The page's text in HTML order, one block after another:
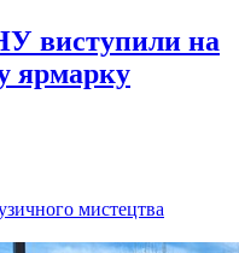
виступили на
ярмарку
мистецтва